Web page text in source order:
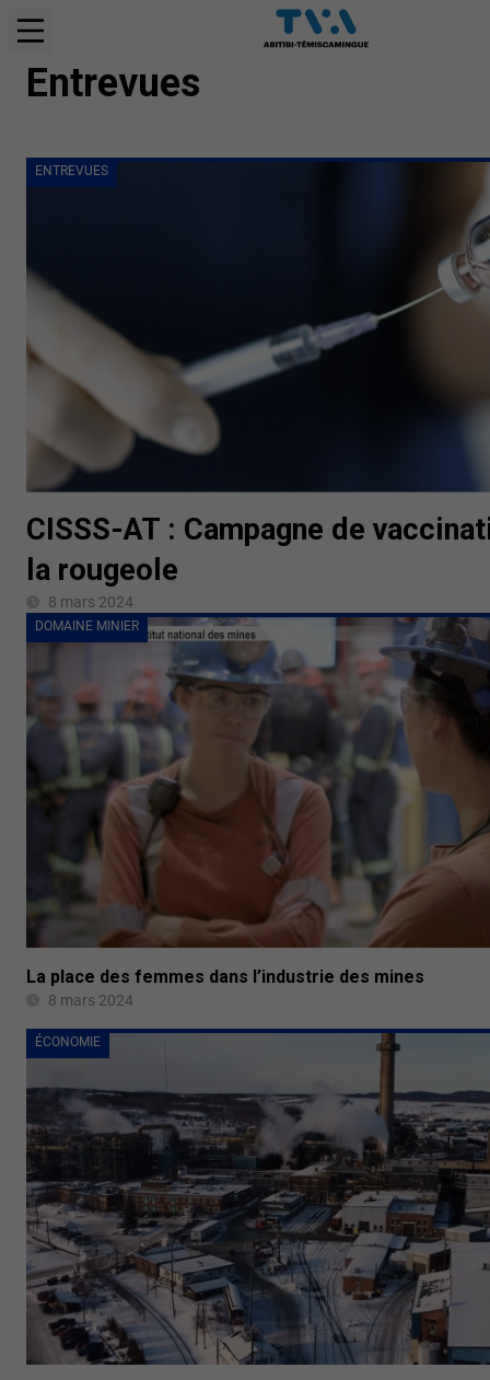
Entrevues
ENTREVUES
CISSS-AT : Campagne de
la rougeole
8 mars 2024
DOMAINE MINIER
La place des femmes dans l’industrie des mines
8 mars 2024
ÉCONOMIE